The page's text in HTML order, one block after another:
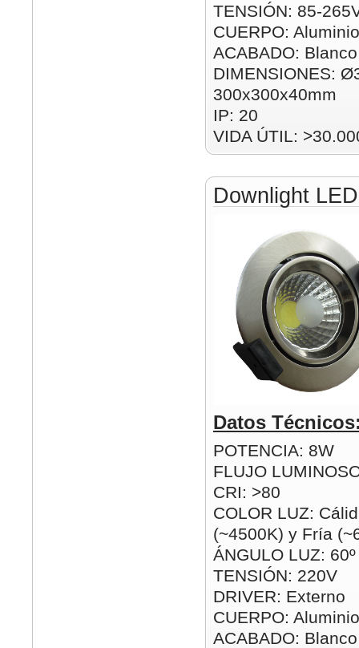
TENSIÓN: 85-
CUERPO: Aluminio
ACABADO: Blanco
DIMENSIONES:
300x300x40mm
IP: 20
VIDA ÚTIL:
Downlight
Datos
POTENCIA: 8W
FLUJO
CRI: >80
COLOR LUZ:
(~4500K) y Fría
ÁNGULO LUZ: 60º
TENSIÓN: 220V
DRIVER: Externo
CUERPO: Aluminio
ACABADO: